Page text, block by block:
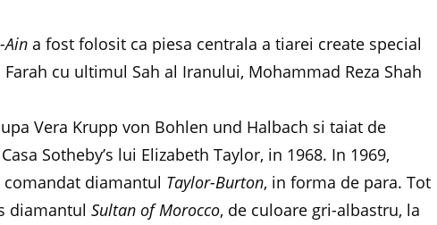
Ain a fost folosit ca piesa centrala a tiarei create special
cu ultimul Sah al Iranului, Mohammad Reza Shah
Vera Krupp von Bohlen und Halbach si taiat de
Sotheby’s lui Elizabeth Taylor, in 1968. In 1969,
diamantul Taylor-Burton, in forma de para. Tot
diamantulSultan of Morocco, de culoare gri-albastru, la